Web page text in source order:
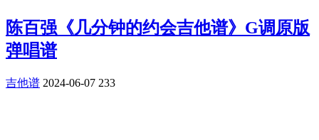
陈百强《几分钟的约会吉他谱》G调原版
弹唱谱
吉他谱 2024-06-07 233